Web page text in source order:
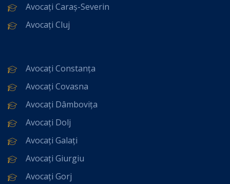
Avocați Caraș-Severin
Avocați Cluj
Avocați Constanța
Avocați Covasna
Avocați Dâmbovița
Avocați Dolj
Avocați Galați
Avocați Giurgiu
Avocați Gorj